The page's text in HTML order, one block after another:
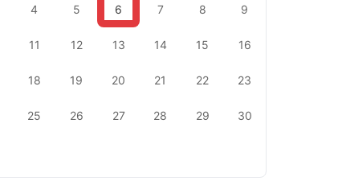
4 5 6 7 8 9
11 12 13 14 15 16
18 19 20 21 22 23
25 26 27 28 29 30